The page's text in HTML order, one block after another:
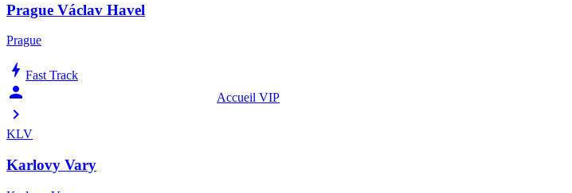
Prague Václav Havel
Prague
bolt Fast Track
person_celebrate Accueil VIP
chevron_right
KLV
Karlovy Vary